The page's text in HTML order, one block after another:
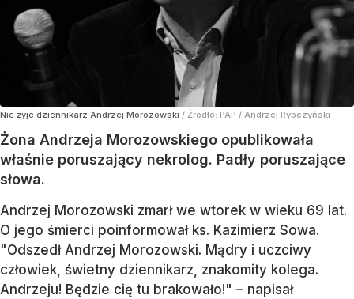
Nie żyje dziennikarz Andrzej Morozowski / Źródło: PAP / Andrzej Rybczyński
Żona Andrzeja Morozowskiego opublikowała
właśnie poruszający nekrolog. Padły poruszające
słowa.
Andrzej Morozowski zmarł we wtorek w wieku 69 lat.
O jego śmierci poinformował ks. Kazimierz Sowa.
"Odszedł Andrzej Morozowski. Mądry i uczciwy
człowiek, świetny dziennikarz, znakomity kolega.
Andrzeju! Będzie cię tu brakowało!" – napisał